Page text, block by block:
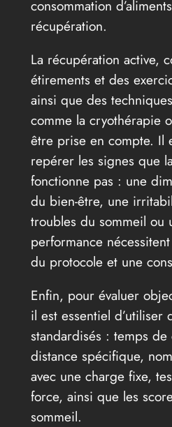
consommation
récupération.
La récupération active,
étirements et des
ainsi que des
comme la cryothérapie
être prise en compte. Il
repérer les signes que
fonctionne pas : une
du bien-être, une
troubles du sommeil ou
performance
du protocole et une
Enfin, pour évaluer
il est essentiel d’utiliser
standardisés : temps
distance spécifique,
avec une charge fixe,
force, ainsi que les
sommeil.